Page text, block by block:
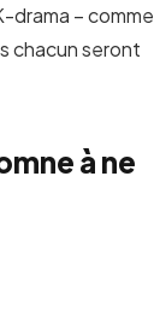
drama – comme
chacun seront
à ne